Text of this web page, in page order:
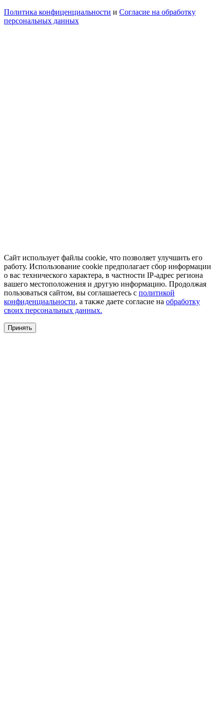
Политика конфиценциальности и Согласие на обработку
персональных данных
Сайт использует файлы cookie, что позволяет улучшить его
работу. Использование cookie предполагает сбор информации
о вас технического характера, в частности IP-адрес региона
вашего местоположения и другую информацию. Продолжая
пользоваться сайтом, вы соглашаетесь с политикой
конфиденциальности, а также даете согласие на обработку
своих персональных данных.
Принять